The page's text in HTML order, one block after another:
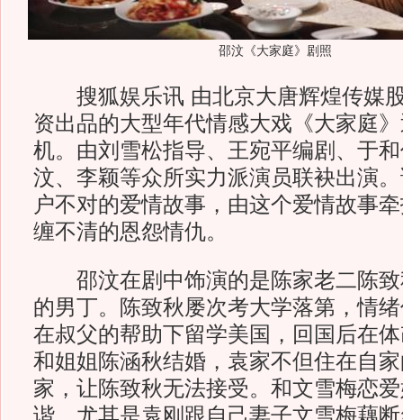
邵汶《大家庭》剧照
搜狐娱乐讯 由北京大唐辉煌传媒
资出品的大型年代情感大戏《大家庭
机。由刘雪松指导、王宛平编剧、于
汶、李颖等众所实力派演员联袂出演
户不对的爱情故事，由这个爱情故事
缠不清的恩怨情仇。
邵汶在剧中饰演的是陈家老二陈致
的男丁。陈致秋屡次考大学落第，情
在叔父的帮助下留学美国，回国后在
和姐姐陈涵秋结婚，袁家不但住在自
家，让陈致秋无法接受。和文雪梅恋